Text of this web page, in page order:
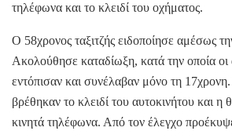
τηλέφωνα και το κλειδί του οχήματος.
Ο 58χρονος ταξιτζής ειδοποίησε αμέσως
Ακολούθησε καταδίωξη, κατά την οποία οι
εντόπισαν και συνέλαβαν μόνο τη
βρέθηκαν το κλειδί του αυτοκινήτου και
κινητά τηλέφωνα. Από τον έλεγχο